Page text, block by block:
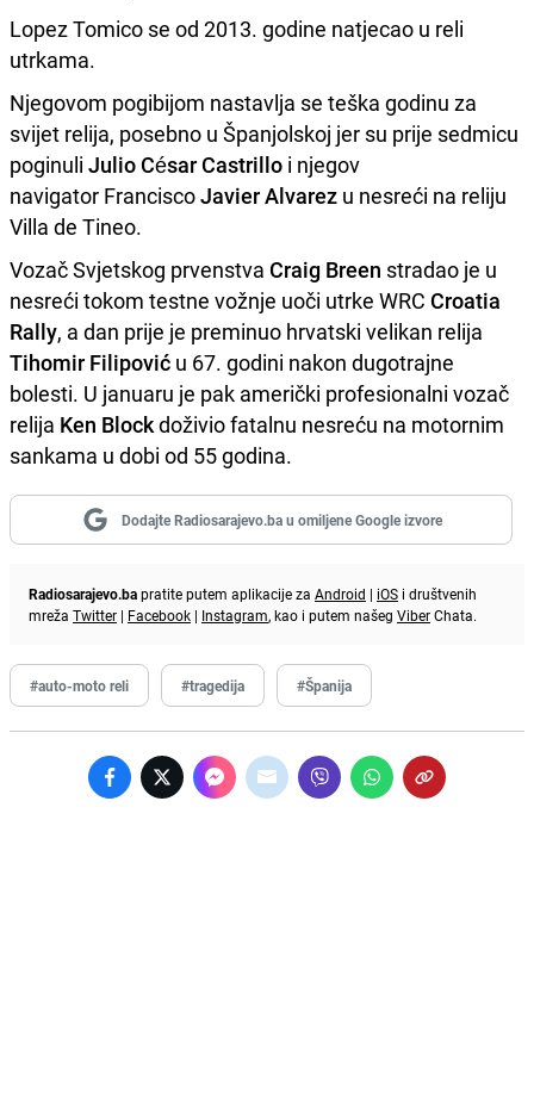
Lopez Tomico se od 2013. godine natjecao u reli
utrkama.
Njegovom pogibijom nastavlja se teška godinu za
svijet relija, posebno u Španjolskoj jer su prije sedmicu
poginuli Julio César Castrillo i njegov
navigator FranciscoJavier Alvarez u nesreći na reliju
Villa de Tineo.
Vozač Svjetskog prvenstva Craig Breen stradao je u
nesreći tokom testne vožnje uoči utrke WRC Croatia
Rally, a dan prije je preminuo hrvatski velikan relija
Tihomir Filipović u 67. godini nakon dugotrajne
bolesti. U januaru je pak američki profesionalni vozač
relija Ken Blockdoživio fatalnu nesreću na motornim
sankama u dobi od 55 godina.
Dodajte Radiosarajevo.ba u omiljene Google izvore
Radiosarajevo.bapratite putem aplikacije za Android | iOS i društvenih
mreža Twitter | Facebook | Instagram, kao i putem našeg ViberChata.
#auto-moto reli #tragedija #Španija